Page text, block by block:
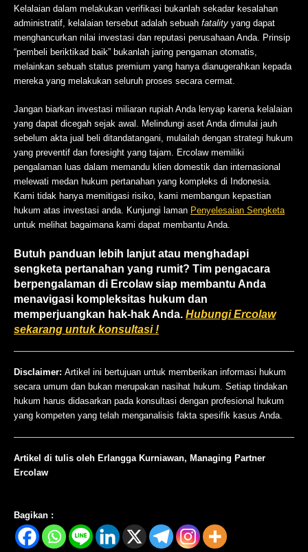
Kelalaian dalam melakukan verifikasi bukanlah sekadar kesalahan
administratif, kelalaian tersebut adalah sebuah fatality yang dapat
menghancurkan nilai investasi dan reputasi perusahaan Anda. Prinsip
“pembeli beriktikad baik” bukanlah jaring pengaman otomatis,
melainkan sebuah status premium yang hanya dianugerahkan kepada
mereka yang melakukan seluruh proses secara cermat.
Jangan biarkan investasi miliaran rupiah Anda lenyap karena kelalaian
yang dapat dicegah sejak awal. Melindungi aset Anda dimulai jauh
sebelum akta jual beli ditandatangani, mulailah dengan strategi hukum
yang preventif dan foresight yang tajam. Ercolaw memiliki
pengalaman luas dalam memandu klien domestik dan internasional
melewati medan hukum pertanahan yang kompleks di Indonesia.
Kami tidak hanya memitigasi risiko, kami membangun kepastian
hukum atas investasi anda. Kunjungi laman Penyelesaian Sengketa
untuk melihat bagaimana kami dapat membantu Anda.
Butuh panduan lebih lanjut atau menghadapi
sengketa pertanahan yang rumit? Tim pengacara
berpengalaman di Ercolaw siap membantu Anda
menavigasi kompleksitas hukum dan
memperjuangkan hak-hak Anda. Hubungi Ercolaw
sekarang untuk konsultasi !
Disclaimer: Artikel ini bertujuan untuk memberikan informasi hukum
secara umum dan bukan merupakan nasihat hukum. Setiap tindakan
hukum harus didasarkan pada konsultasi dengan profesional hukum
yang kompeten yang telah menganalisis fakta spesifik kasus Anda.
Artikel di tulis oleh Erlangga Kurniawan, Managing Partner
Ercolaw
Bagikan :